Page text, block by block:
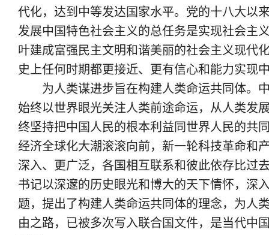
代化，达到中等发达国家水平。党的十八大以
发展中国特色社会主义的总任务是实现社会主
叶建成富强民主文明和谐美丽的社会主义现代
史上任何时期都更接近、更有信心和能力实现
为人类谋进步旨在构建人类命运共同体。中
始终以世界眼光关注人类前途命运，从人类发
终坚持把中国人民的根本利益同世界人民的共
经济全球化大潮滚滚向前，新一轮科技革命和
深入、更广泛，各国相互联系和彼此依存比过
书记以深邃的历史眼光和博大的天下情怀，深
题，提出了构建人类命运共同体的理念，为人
由之路，已被多次写入联合国文件，是当代中